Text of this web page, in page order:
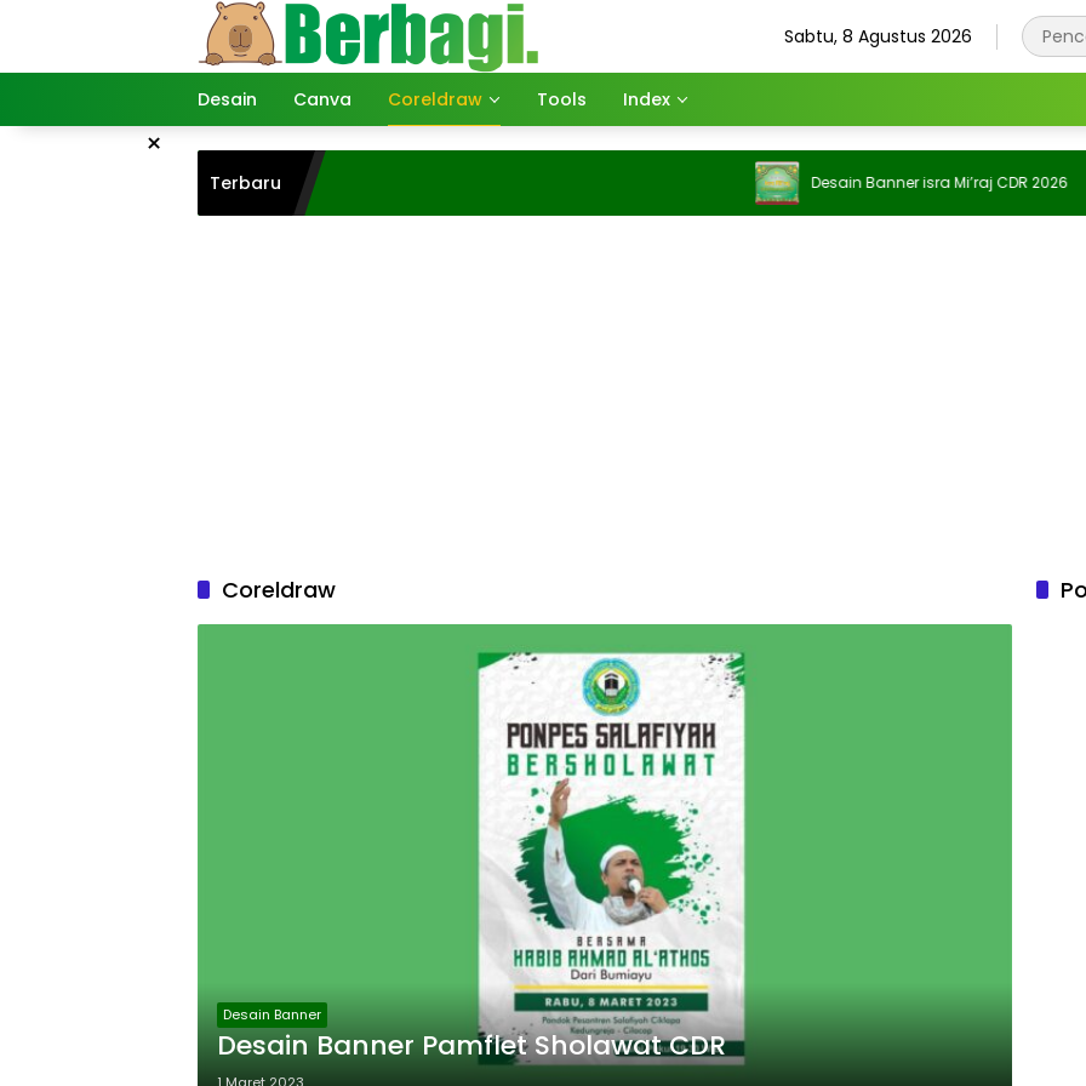
Sabtu, 8 Agustus 2026
Desain Canva Coreldraw Tools Index
×
Terbaru Desain Banner isra Mi’raj CDR 2026
Coreldraw
Desain Banner
Desain Banner Pamflet Sholawat CDR